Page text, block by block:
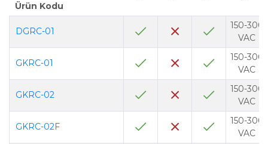
Ürün Kodu
DGRC-01
150-300
VAC
GKRC-01
150-300
VAC
GKRC-02
150-300
VAC
GKRC-02F
150-300
VAC